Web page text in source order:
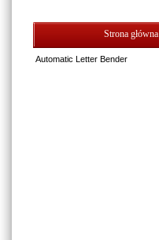
Strona główna
Automatic Letter Bender